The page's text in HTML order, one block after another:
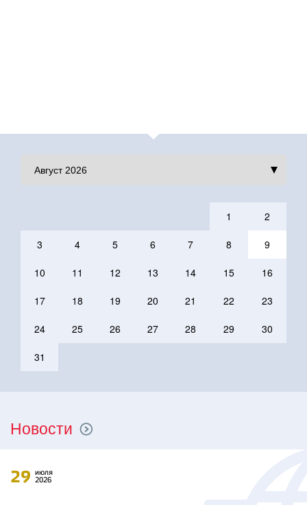
1 2
3 4 5 6 7 8 9
10 11 12 13 14 15 16
17 18 19 20 21 22 23
24 25 26 27 28 29 30
31
Новости
29 июля
2026